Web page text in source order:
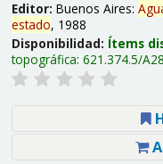
Editor: Buenos Aires:
estado, 1988
Disponibilidad: Ítems
topográfica: 621.374.5/